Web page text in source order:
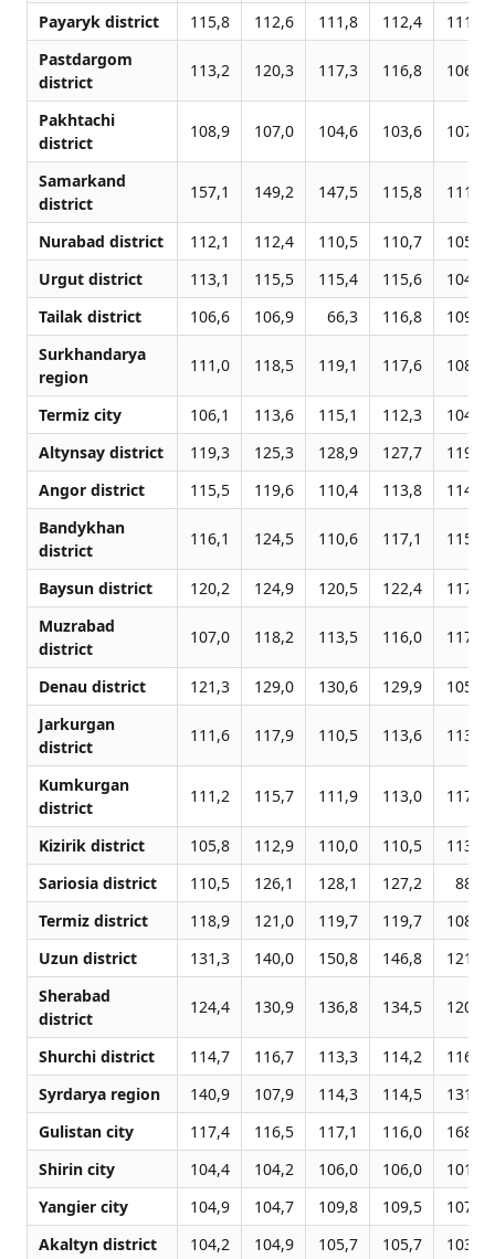
Payaryk district
115,8 112,6 111,8 112,4
111,1
Pastdargom
district
113,2 120,3 117,3 116,8 106,2
Pakhtachi
district
108,9 107,0 104,6 103,6 107,6
Samarkand
district
157,1 149,2 147,5 115,8 111,2
Nurabad district 112,1 112,4 110,5 110,7
105,5
Urgut district
113,1 115,5 115,4 115,6
104,7
Tailak district
106,6 106,9 66,3 116,8
109,0
Surkhandarya
region
111,0 118,5 119,1 117,6 108,0
Termiz city 106,1 113,6 115,1 112,3
104,9
Altynsay district
119,3 125,3 128,9 127,7
119,3
Angor district
115,5 119,6 110,4 113,8
114,7
Bandykhan
district
116,1 124,5 110,6 117,1 115,3
Baysun district 120,2 124,9 120,5 122,4
117,4
Muzrabad
district
107,0 118,2 113,5 116,0 117,6
Denau district 121,3 129,0 130,6 129,9
105,6
Jarkurgan
district
111,6 117,9 110,5 113,6 113,3
Kumkurgan
district
111,2 115,7 111,9 113,0 117,2
Kizirik district 105,8 112,9 110,0 110,5
113,7
Sariosia district
110,5 126,1 128,1 127,2
88,2
Termiz district
118,9 121,0 119,7 119,7
108,4
Uzun district
131,3 140,0 150,8 146,8
121,7
Sherabad
district
124,4 130,9 136,8 134,5 120,0
Shurchi district 114,7 116,7 113,3 114,2
116,3
Syrdarya region
140,9 107,9 114,3 114,5
131,6
Gulistan city
117,4 116,5 117,1 116,0
168,2
Shirin city
104,4 104,2 106,0 106,0
101,6
Yangier city
104,9 104,7 109,8 109,5
107,0
Akaltyn district
104,2 104,9 105,7 105,7
103,4